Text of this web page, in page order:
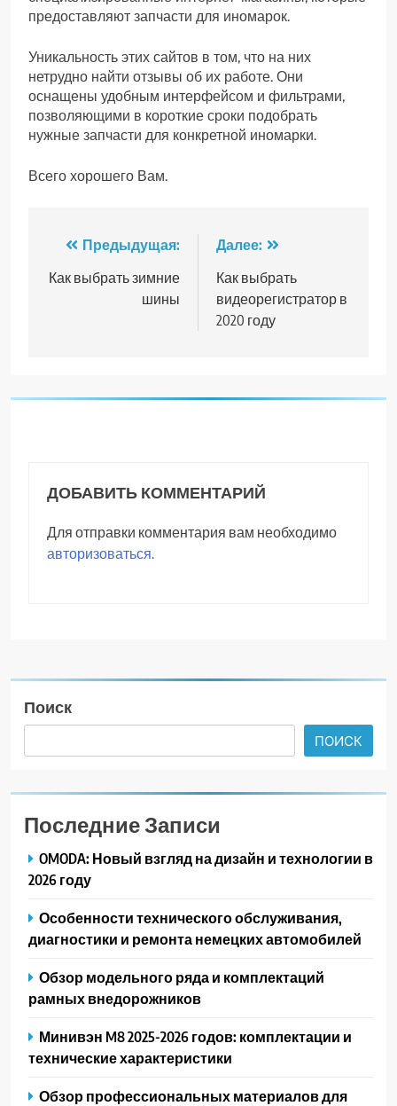
предоставляют запчасти для иномарок.
Уникальность этих сайтов в том, что на них
нетрудно найти отзывы об их работе. Они
оснащены удобным интерфейсом и фильтрами,
позволяющими в короткие сроки подобрать
нужные запчасти для конкретной иномарки.
Всего хорошего Вам.
Навигация
по
Предыдущая:
Как выбрать зимние
шины
Далее:
Как выбрать
видеорегистратор в
2020 году
ДОБАВИТЬ КОММЕНТАРИЙ
Для отправки комментария вам необходимо
авторизоваться.
Поиск
ПОИСК
Последние Записи
OMODA: Новый взгляд на дизайн и технологии в
2026 году
Особенности технического обслуживания,
диагностики и ремонта немецких автомобилей
Обзор модельного ряда и комплектаций
рамных внедорожников
Минивэн M8 2025-2026 годов: комплектации и
технические характеристики
Обзор профессиональных материалов для